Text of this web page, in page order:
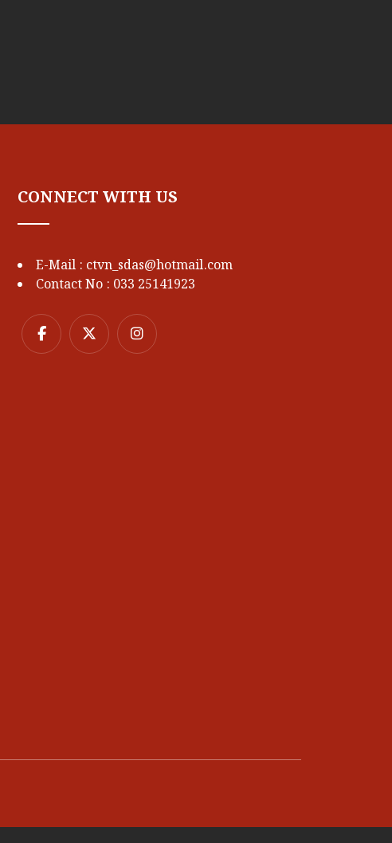
CONNECT WITH US
E-Mail : ctvn_sdas@hotmail.com
Contact No : 033 25141923